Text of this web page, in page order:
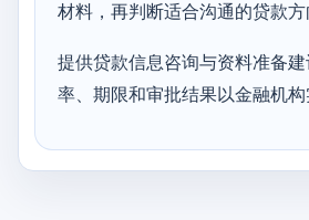
材料，再判断适合沟通的贷款方
提供贷款信息咨询与资料准备建
率、期限和审批结果以金融机构